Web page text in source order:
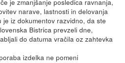
narave, lastnosti in delovanja
iz dokumentov razvidno, da ste
Bistrica prevzeli dne,
do datuma vračila oz zahtevka
izdelka ne pomeni